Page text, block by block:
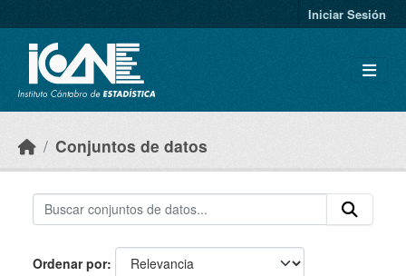
Iniciar Sesión
Conjuntos de datos
Ordenar por